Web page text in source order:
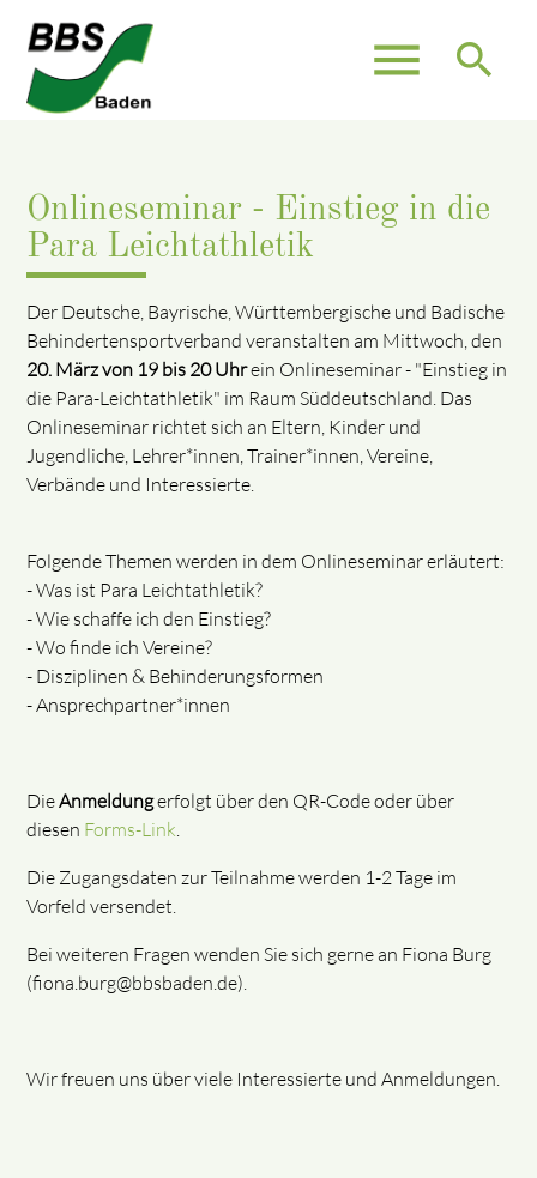
menu search
Onlineseminar - Einstieg in die
Para Leichtathletik
Der Deutsche, Bayrische, Württembergische und Badische
Behindertensportverband veranstalten am Mittwoch, den
20. März von 19 bis 20 Uhrein Onlineseminar - "Einstieg in
die Para-Leichtathletik" im Raum Süddeutschland. Das
Onlineseminar richtet sich an Eltern, Kinder und
Jugendliche, Lehrer*innen, Trainer*innen, Vereine,
Verbände und Interessierte.
Folgende Themen werden in dem Onlineseminar erläutert:
- Was ist Para Leichtathletik?
- Wie schaffe ich den Einstieg?
- Wo finde ich Vereine?
- Disziplinen & Behinderungsformen
- Ansprechpartner*innen
DieAnmeldungerfolgt über den QR-Code oder über
diesen Forms-Link.
Die Zugangsdaten zur Teilnahme werden 1-2 Tage im
Vorfeld versendet.
Bei weiteren Fragen wenden Sie sich gerne an Fiona Burg
(fiona.burg@bbsbaden.de).
Wir freuen uns über viele Interessierte und Anmeldungen.